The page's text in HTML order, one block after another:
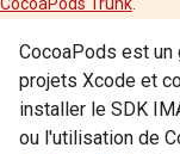
CocoaPods est
projets Xcode et
installer le SDK
ou l'utilisation de